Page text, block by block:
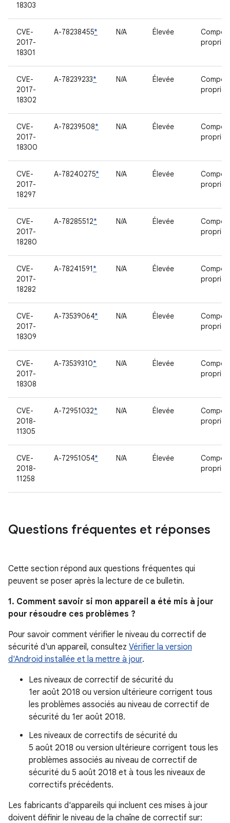
18303
CVE-
2017-
18301
A-78238455* N/A Élevée
CVE-
2017-
18302
A-78239233* N/A Élevée
CVE-
2017-
18300
A-78239508* N/A Élevée
CVE-
2017-
18297
A-78240275* N/A Élevée
CVE-
2017-
18280
A-78285512* N/A Élevée
CVE-
2017-
18282
A-78241591* N/A Élevée
CVE-
2017-
18309
A-73539064* N/A Élevée
CVE-
2017-
18308
A-73539310* N/A Élevée
CVE-
2018-
11305
A-72951032* N/A Élevée
CVE-
2018-
11258
A-72951054* N/A Élevée
Questions fréquentes et réponses
Cette section répond aux questions fréquentes qui
peuvent se poser après la lecture de ce bulletin.
1. Comment savoir si mon appareil a été mis à jour
pour résoudre ces problèmes ?
Pour savoir comment vérifier le niveau du correctif de
sécurité d'un appareil, consultez Vérifier la version
d'Android installée et la mettre à jour.
Les niveaux de correctif de sécurité du
1er août 2018 ou version ultérieure corrigent tous
les problèmes associés au niveau de correctif de
sécurité du 1er août 2018.
Les niveaux de correctifs de sécurité du
5 août 2018 ou version ultérieure corrigent tous les
problèmes associés au niveau de correctif de
sécurité du 5 août 2018 et à tous les niveaux de
correctifs précédents.
Les fabricants d'appareils qui incluent ces mises à jour
doivent définir le niveau de la chaîne de correctif sur: